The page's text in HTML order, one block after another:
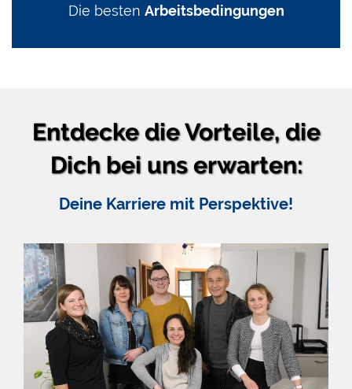
Die besten Arbeitsbedingungen
Entdecke die Vorteile, die
Dich bei uns erwarten:
Deine Karriere mit Perspektive!